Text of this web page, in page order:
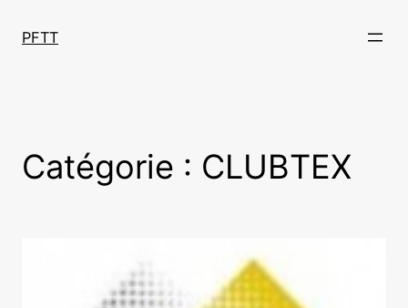
PFTT
Catégorie : CLUBTEX